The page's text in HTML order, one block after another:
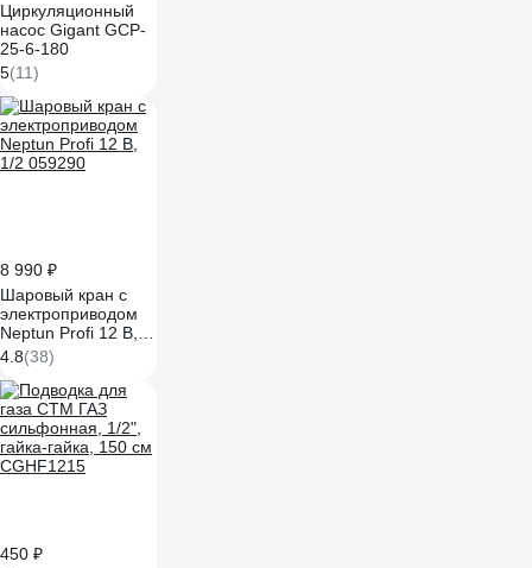
Циркуляционный
насос Gigant GСP-
25-6-180
5(11)
8 990 ₽
Шаровый кран с
электроприводом
Neptun Profi 12 В,
1/2 059290
4.8(38)
450 ₽